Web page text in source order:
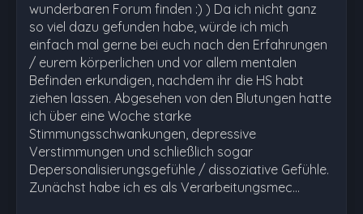
wunderbaren Forum finden :) ) Da ich nicht ganz
so viel dazu gefunden habe, würde ich mich
einfach mal gerne bei euch nach den Erfahrungen
/ eurem körperlichen und vor allem mentalen
Befinden erkundigen, nachdem ihr die HS habt
ziehen lassen. Abgesehen von den Blutungen hatte
ich über eine Woche starke
Stimmungsschwankungen, depressive
Verstimmungen und schließlich sogar
Depersonalisierungsgefühle / dissoziative Gefühle.
Zunächst habe ich es als Verarbeitungsmec…